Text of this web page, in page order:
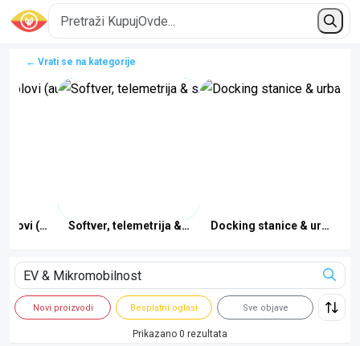
← Vrati se na kategorije
(automobili)Softver, telemetrija & sharingDocking stanice & urbani
Novi proizvodi Besplatni oglasi Sve objave
Prikazano 0 rezultata